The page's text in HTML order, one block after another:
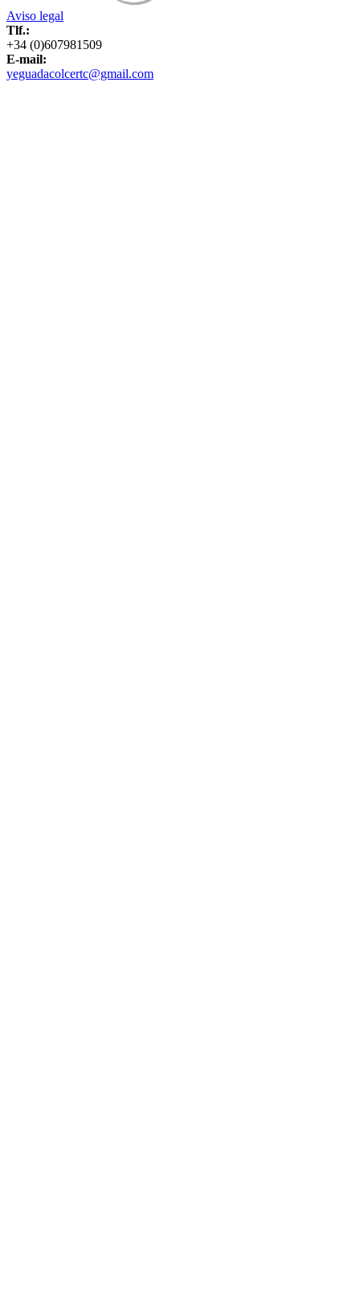
Aviso legal
Tlf.:
+34 (0)607981509
E-mail:
yeguadacolcertc@gmail.com